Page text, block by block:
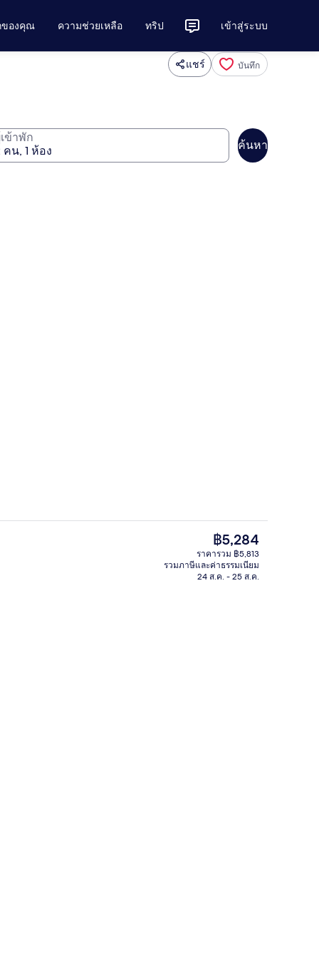
ของคุณ ความช่วยเหลือ ทริป เข้าสู่ระบบ
แชร์ บันทึก
ข้าพัก
ค้นหา
สระว่ายน้ำกลางแจ้ง, เก้าอี้อาบแดดริม
ราคา
ปัจจุบัน
฿5,284
฿5,284
ราคารวม ฿5,813
รวมภาษีและค่าธรรมเนียม
24 ส.ค. - 25 ส.ค.